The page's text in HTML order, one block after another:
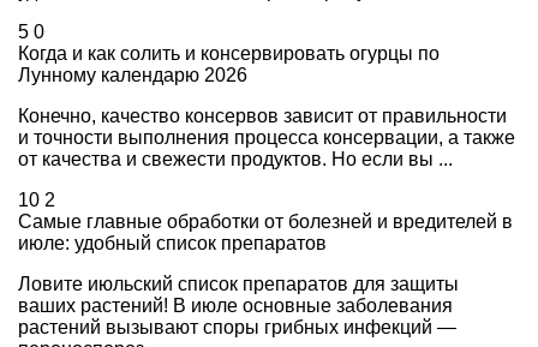
5 0
Когда и как солить и консервировать огурцы по
Лунному календарю 2026
Конечно, качество консервов зависит от правильности
и точности выполнения процесса консервации, а также
от качества и свежести продуктов. Но если вы ...
10 2
Самые главные обработки от болезней и вредителей в
июле: удобный список препаратов
Ловите июльский список препаратов для защиты
ваших растений! В июле основные заболевания
растений вызывают споры грибных инфекций —